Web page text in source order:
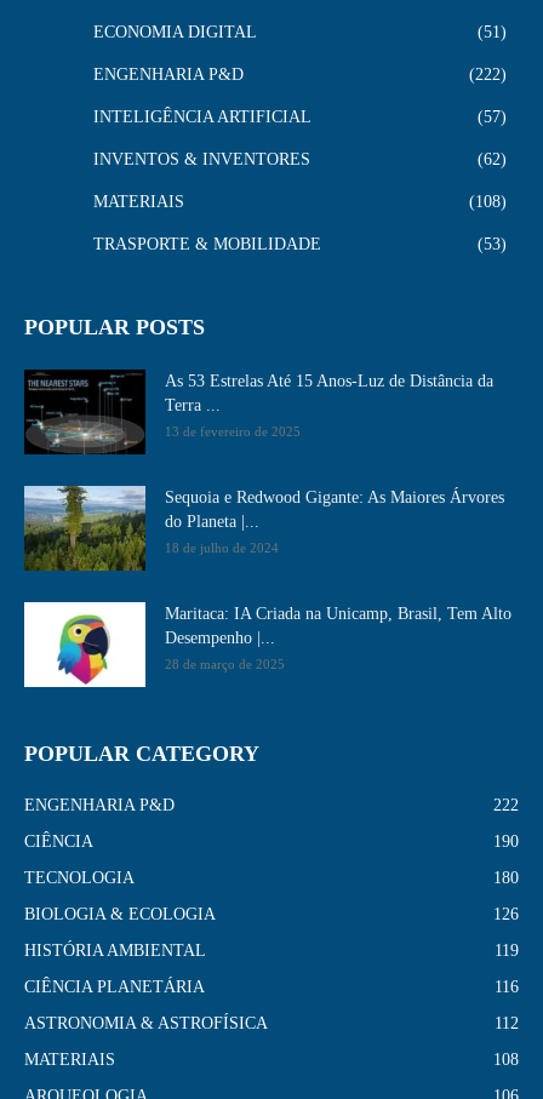
ECONOMIA DIGITAL 51
ENGENHARIA P&D 222
INTELIGÊNCIA ARTIFICIAL 57
INVENTOS & INVENTORES 62
MATERIAIS 108
TRASPORTE & MOBILIDADE 53
POPULAR POSTS
As 53 Estrelas Até 15 Anos-Luz de Distância da
Terra ...
13 de fevereiro de 2025
Sequoia e Redwood Gigante: As Maiores Árvores
do Planeta |...
18 de julho de 2024
Maritaca: IA Criada na Unicamp, Brasil, Tem Alto
Desempenho​ |...
28 de março de 2025
POPULAR CATEGORY
ENGENHARIA P&D
222
CIÊNCIA
190
TECNOLOGIA
180
BIOLOGIA & ECOLOGIA
126
HISTÓRIA AMBIENTAL
119
CIÊNCIA PLANETÁRIA
116
ASTRONOMIA & ASTROFÍSICA
112
MATERIAIS
108